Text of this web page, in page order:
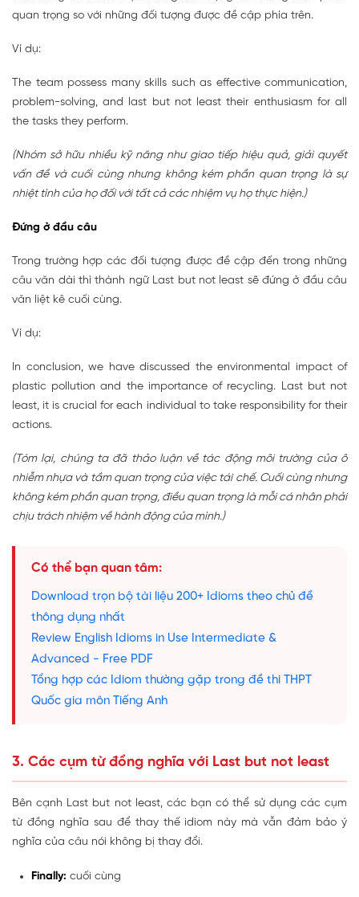
quan trọng so với những đối tượng được đề cập phía trên.
Ví dụ:
The team possess many skills such as effective communication,
problem-solving, and last but not least their enthusiasm for all
the tasks they perform.
(Nhóm sở hữu nhiều kỹ năng như giao tiếp hiệu quả, giải quyết
vấn đề và cuối cùng nhưng không kém phần quan trọng là sự
nhiệt tình của họ đối với tất cả các nhiệm vụ họ thực hiện.)
Đứng ở đầu câu
Trong trường hợp các đối tượng được đề cập đến trong những
câu văn dài thì thành ngữ Last but not least sẽ đứng ở đầu câu
văn liệt kê cuối cùng.
Ví dụ:
In conclusion, we have discussed the environmental impact of
plastic pollution and the importance of recycling. Last but not
least, it is crucial for each individual to take responsibility for their
actions.
(Tóm lại, chúng ta đã thảo luận về tác động môi trường của ô
nhiễm nhựa và tầm quan trọng của việc tái chế. Cuối cùng nhưng
không kém phần quan trọng, điều quan trọng là mỗi cá nhân phải
chịu trách nhiệm về hành động của mình.)
Có thể bạn quan tâm:
Download trọn bộ tài liệu 200+ Idioms theo chủ đề
thông dụng nhất
Review English Idioms in Use Intermediate &
Advanced - Free PDF
Tổng hợp các Idiom thường gặp trong đề thi THPT
Quốc gia môn Tiếng Anh
3. Các cụm từ đồng nghĩa với Last but not least
Bên cạnh Last but not least, các bạn có thể sử dụng các cụm
từ đồng nghĩa sau để thay thế idiom này mà vẫn đảm bảo ý
nghĩa của câu nói không bị thay đổi.
Finally: cuối cùng